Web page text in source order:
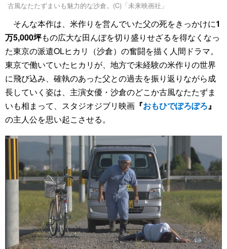
古風なたたずまいも魅力的な沙倉。(C)「未来映画社」
そんな本作は、米作りを営んでいた父の死をきっかけに1
万5,000坪もの広大な田んぼを切り盛りせざるを得なくなっ
た東京の派遣OLヒカリ（沙倉）の奮闘を描く人間ドラマ。
東京で働いていたヒカリが、地方で未経験の米作りの世界
に飛び込み、確執のあった父との過去を振り返りながら成
長していく姿は、主演女優・沙倉のどこか古風なたたずま
いも相まって、スタジオジブリ映画 『おもひでぽろぽろ』
の主人公を思い起こさせる。